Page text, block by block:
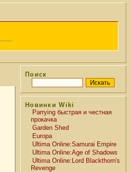
Поиск
Новинки Wiki
Parrying быстрая и честная
прокачка
Garden Shed
Europa
Ultima Online:Samurai Empire
Ultima Online:Age of Shadows
Ultima Online:Lord Blackthorn's
Revenge